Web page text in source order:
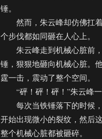
锤。
然而，朱云峰却仿佛扛着
个步伐都如同砸在人心上。
朱云峰走到机械心脏前，
锤，狠狠地砸向机械心脏。
霆一击，震动了整个空间。
“砰！砰！砰！”朱云峰一
每次当铁锤落下的时候，
开始出现微小的裂纹，然后
整个机械心脏都被砸碎。